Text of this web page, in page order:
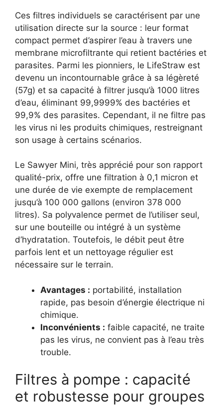
Ces filtres individuels se caractérisent par une
utilisation directe sur la source : leur format
compact permet d’aspirer l’eau à travers une
membrane microfiltrante qui retient bactéries et
parasites. Parmi les pionniers, le LifeStraw est
devenu un incontournable grâce à sa légèreté
(57g) et sa capacité à filtrer jusqu’à 1000 litres
d’eau, éliminant 99,9999% des bactéries et
99,9% des parasites. Cependant, il ne filtre pas
les virus ni les produits chimiques, restreignant
son usage à certains scénarios.
Le Sawyer Mini, très apprécié pour son rapport
qualité-prix, offre une filtration à 0,1 micron et
une durée de vie exempte de remplacement
jusqu’à 100 000 gallons (environ 378 000
litres). Sa polyvalence permet de l’utiliser seul,
sur une bouteille ou intégré à un système
d’hydratation. Toutefois, le débit peut être
parfois lent et un nettoyage régulier est
nécessaire sur le terrain.
Avantages : portabilité, installation
rapide, pas besoin d’énergie électrique ni
chimique.
Inconvénients : faible capacité, ne traite
pas les virus, ne convient pas à l’eau très
trouble.
Filtres à pompe : capacité
et robustesse pour groupes